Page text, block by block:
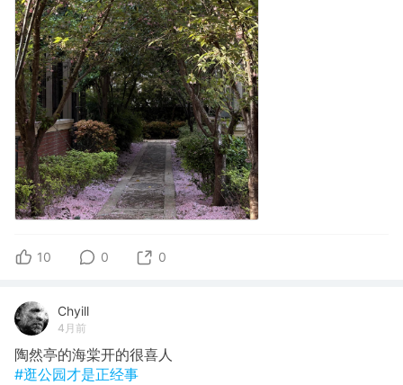
10 0 0
Chyill
4月前
陶然亭的海棠开的很喜人
#逛公园才是正经事